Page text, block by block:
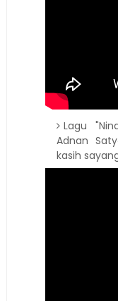
Lagu
Adnan
kasih